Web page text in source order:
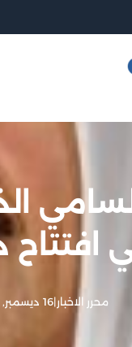
افتتاح
محرر الاخبار|16 ديسمبر, 2012